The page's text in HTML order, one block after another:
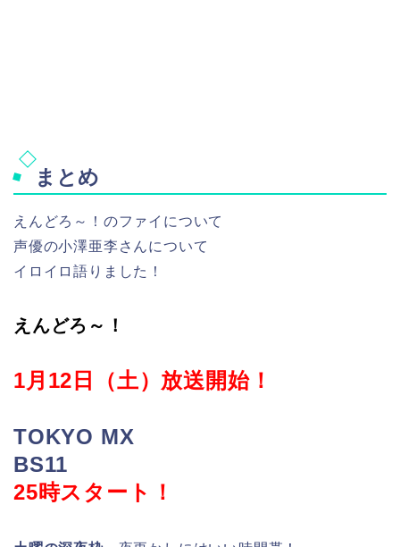
まとめ
えんどろ～！のファイについて
声優の小澤亜李さんについて
イロイロ語りました！
えんどろ～！
1月12日（土）放送開始！
TOKYO MX
BS11
25時スタート！